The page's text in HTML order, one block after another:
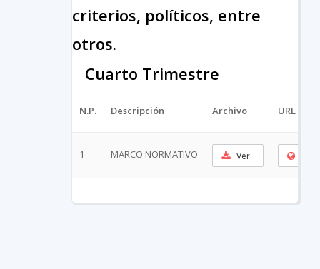
criterios, políticos, entre
otros.
Cuarto Trimestre
N.P. Descripción Archivo URL
1 MARCO NORMATIVO Ver